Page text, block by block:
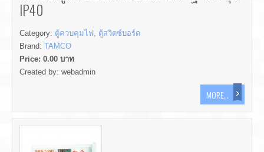
IP40
Category: ตู้ควบคุมไฟ, ตู้สวิตซ์บอร์ด
Brand: TAMCO
Price: 0.00 บาท
Created by: webadmin
MORE...